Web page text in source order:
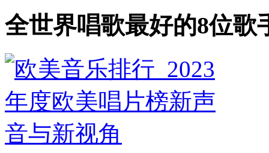
全世界唱歌最好的8位